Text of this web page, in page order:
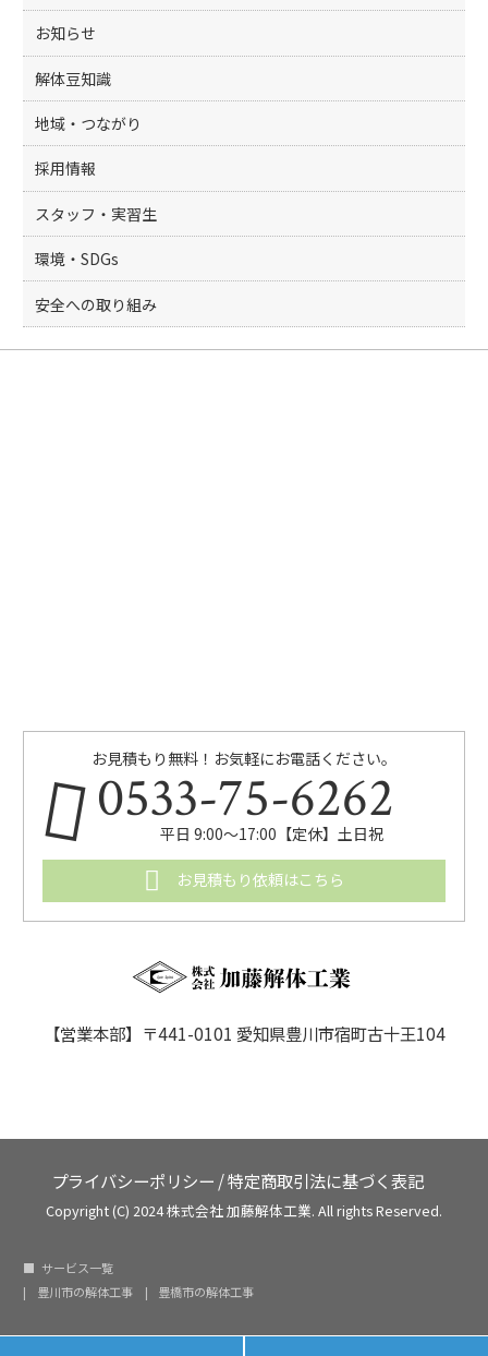
お知らせ
解体豆知識
地域・つながり
採用情報
スタッフ・実習生
環境・SDGs
安全への取り組み
お見積もり無料！お気軽にお電話ください。
0533-75-6262
平日 9:00〜17:00【定休】土日祝
お見積もり依頼はこちら
【営業本部】〒441-0101 愛知県豊川市宿町古十王104
プライバシーポリシー /特定商取引法に基づく表記
Copyright (C) 2024 株式会社 加藤解体工業. All rights Reserved.
サービス一覧
豊川市の解体工事
豊橋市の解体工事